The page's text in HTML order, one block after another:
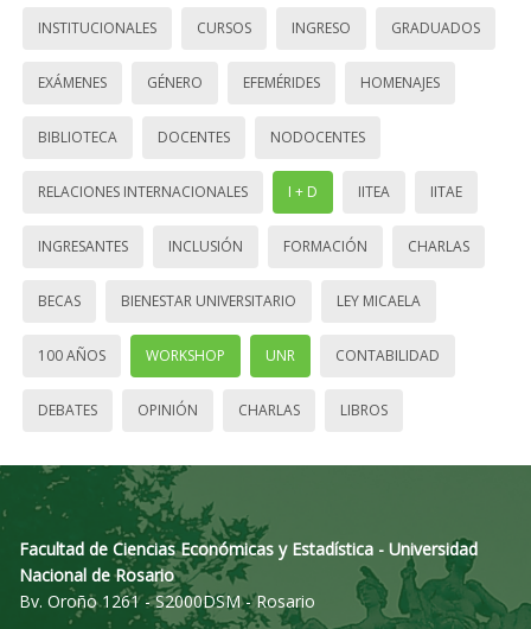
INSTITUCIONALES CURSOS INGRESO GRADUADOS
EXÁMENES GÉNERO EFEMÉRIDES HOMENAJES
BIBLIOTECA DOCENTES NODOCENTES
RELACIONES INTERNACIONALES I + D IITEA IITAE
INGRESANTES INCLUSIÓN FORMACIÓN CHARLAS
BECAS BIENESTAR UNIVERSITARIO LEY MICAELA
100 AÑOS WORKSHOP UNR CONTABILIDAD
DEBATES OPINIÓN CHARLAS LIBROS
Facultad de Ciencias Económicas y Estadística - Universidad
Nacional de Rosario
Bv. Oroño 1261 - S2000DSM - Rosario